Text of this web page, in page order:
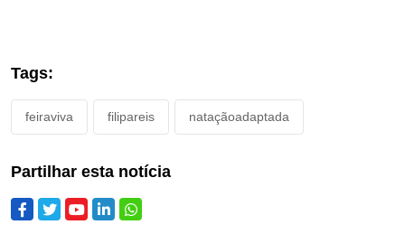
Tags:
feiraviva filipareis nataçãoadaptada
Partilhar esta notícia